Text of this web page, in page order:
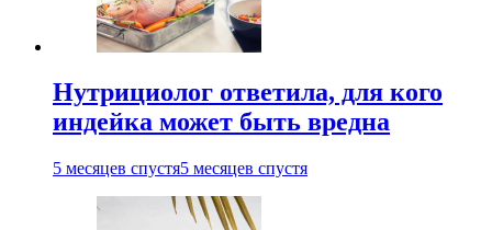
Нутрициолог ответила, для кого
индейка может быть вредна
5 месяцев спустя5 месяцев спустя